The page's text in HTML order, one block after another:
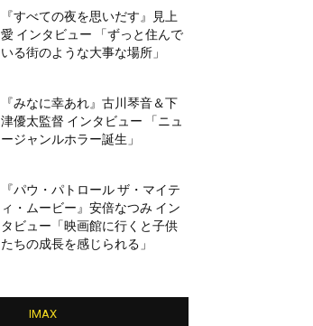
『すべての夜を思いだす』見上
愛 インタビュー 「ずっと住んで
いる街のような大事な場所」
『みなに幸あれ』古川琴音＆下
津優太監督 インタビュー 「ニュ
ージャンルホラー誕生」
『パウ・パトロール ザ・マイテ
ィ・ムービー』安倍なつみ イン
タビュー「映画館に行くと子供
たちの成長を感じられる」
IMAX